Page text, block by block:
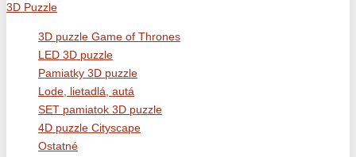
3D Puzzle
3D puzzle Game of Thrones
LED 3D puzzle
Pamiatky 3D puzzle
Lode, lietadlá, autá
SET pamiatok 3D puzzle
4D puzzle Cityscape
Ostatné